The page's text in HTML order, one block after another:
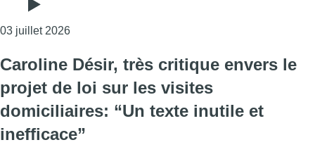
03 juillet 2026Consulter l'article "Paul Magnette dénonce
Caroline Désir, très critique envers le
projet de loi sur les visites
domiciliaires: “Un texte inutile et
inefficace”